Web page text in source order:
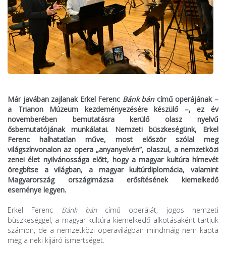
Már javában zajlanak Erkel Ferenc Bánk báncímű operájának –
a Trianon Múzeum kezdeményezésére készülő –, ez év
novemberében bemutatásra kerülő olasz nyelvű
ősbemutatójának munkálatai. Nemzeti büszkeségünk, Erkel
Ferenc halhatatlan műve, most először szólal meg
világszínvonalon az opera „anyanyelvén”, olaszul, a nemzetközi
zenei élet nyilvánossága előtt, hogy a magyar kultúra hírnevét
öregbítse a világban, a magyar kultúrdiplomácia, valamint
Magyarország országimázsa erősítésének kiemelkedő
eseménye legyen.
Erkel Ferenc Bánk báncímű operáját, jogos nemzeti
büszkeséggel, a magyar kultúra kiemelkedő alkotásaként tartjuk
számon, de a nemzetközi operavilágban mindmáig nem kapta
meg a neki kijáró ismertséget.